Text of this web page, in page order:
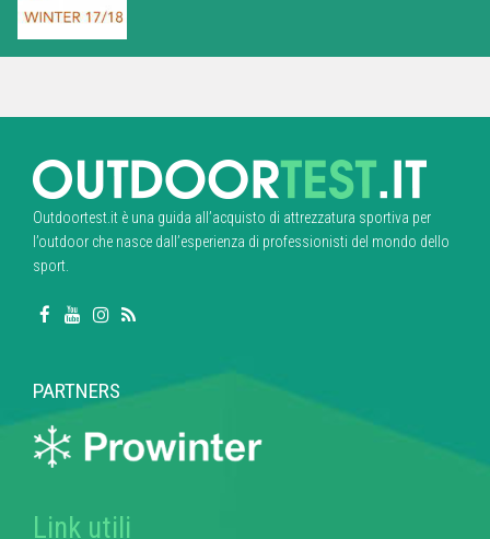
Outdoortest.it è una guida all’acquisto di attrezzatura sportiva per
l’outdoor che nasce dall’esperienza di professionisti del mondo dello
sport.
PARTNERS
Link utili